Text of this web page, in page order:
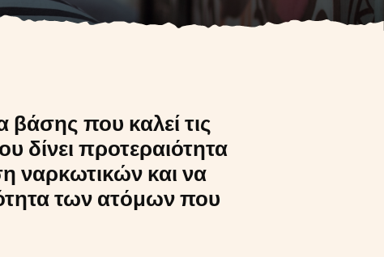
βάσης που καλεί τις
δίνει προτεραιότητα
ναρκωτικών και να
των ατόμων που